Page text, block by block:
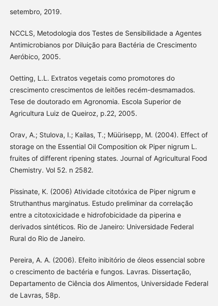
setembro, 2019.
NCCLS, Metodologia dos Testes de Sensibilidade a Agentes
Antimicrobianos por Diluição para Bactéria de Crescimento
Aeróbico, 2005.
Oetting, L.L. Extratos vegetais como promotores do
crescimento crescimentos de leitões recém-desmamados.
Tese de doutorado em Agronomia. Escola Superior de
Agricultura Luiz de Queiroz, p.22, 2005.
Orav, A.; Stulova, I.; Kailas, T.; Müürisepp, M. (2004). Effect of
storage on the Essential Oil Composition ok Piper nigrum L.
fruites of different ripening states. Journal of Agricultural Food
Chemistry. Vol 52. n 2582.
Pissinate, K. (2006) Atividade citotóxica de Piper nigrum e
Struthanthus marginatus. Estudo preliminar da correlação
entre a citotoxicidade e hidrofobicidade da piperina e
derivados sintéticos. Rio de Janeiro: Universidade Federal
Rural do Rio de Janeiro.
Pereira, A. A. (2006). Efeito inibitório de óleos essencial sobre
o crescimento de bactéria e fungos. Lavras. Dissertação,
Departamento de Ciência dos Alimentos, Universidade Federal
de Lavras, 58p.